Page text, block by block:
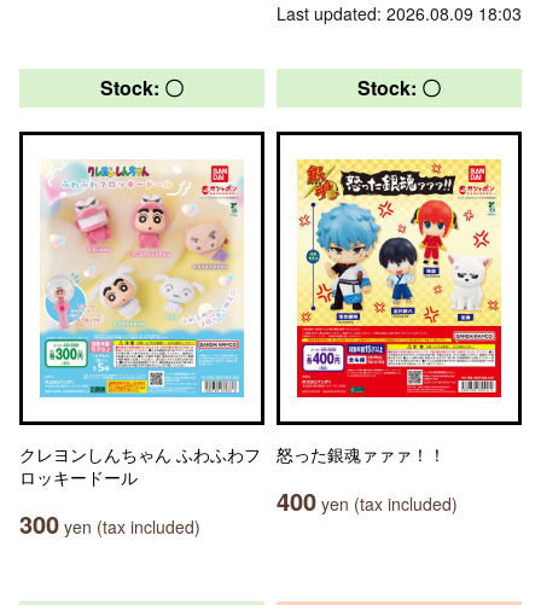
Last updated: 2026.08.09 18:03
Stock: 〇
クレヨンしんちゃん ふわふわフ
ロッキードール
300 yen (tax included)
Stock: 〇
怒った銀魂ァァァ！！
400 yen (tax included)